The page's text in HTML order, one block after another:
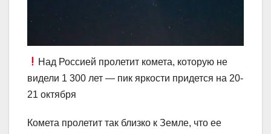
Над Россией пролетит комета, которую не
видели 1 300 лет — пик яркости придется на 20-
21 октября
Комета пролетит так близко к Земле, что ее